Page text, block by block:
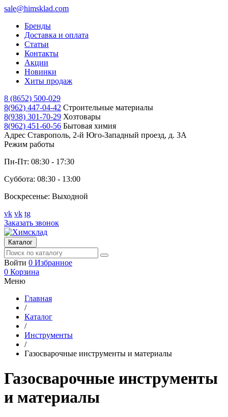
sale@himsklad.com
Бренды
Доставка и оплата
Статьи
Контакты
Акции
Новинки
Хиты продаж
8 (8652) 500-029
8(962) 447-04-42 Строительные материалы
8(938) 301-70-29 Хозтовары
8(962) 451-60-56 Бытовая химия
Адрес Ставрополь, 2-й Юго-Западный проезд, д. 3А
Режим работы
Пн-Пт: 08:30 - 17:30
Суббота: 08:30 - 13:00
Воскресенье: Выходной
vk vk tg
Заказать звонок
Каталог
Войти 0 Избранное
0 Корзина
Меню
Главная
/
Каталог
/
Инструменты
/
Газосварочные инструменты и материалы
Газосварочные инструменты
и материалы